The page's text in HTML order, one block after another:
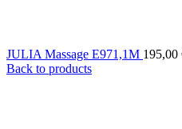
JULIA Massage E971,1M 195,00
Back to products